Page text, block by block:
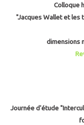
Colloque
"Jacques Wallet et les
dimensions
Journée d'étude